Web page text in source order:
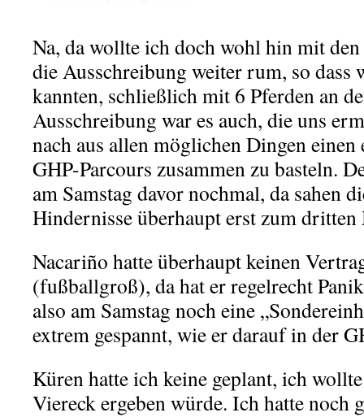
Na, da wollte ich doch wohl hin mit
die Ausschreibung weiter rum, so dass
kannten, schließlich mit 6 Pferden an
Ausschreibung war es auch, die uns
nach aus allen möglichen Dingen
GHP-Parcours zusammen zu basteln.
am Samstag davor nochmal, da sahen
Hindernisse überhaupt erst zum
Nacariño hatte überhaupt keinen
(fußballgroß), da hat er regelrecht
also am Samstag noch eine
extrem gespannt, wie er darauf in der
Küren hatte ich keine geplant, ich
Viereck ergeben würde. Ich hatte noch